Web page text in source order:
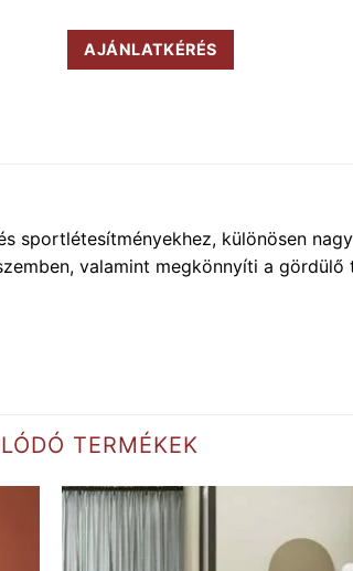
AJÁNLATKÉRÉS
sportlétesítményekhez, különösen
valamint megkönnyíti a
TERMÉKEK